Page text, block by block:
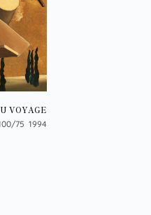
VOYAGE
75 1994